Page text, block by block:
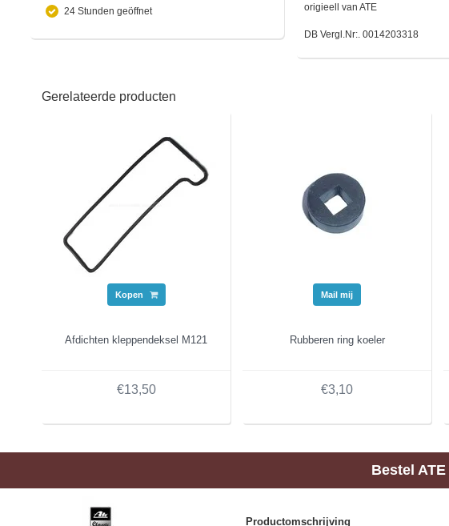
24 Stunden geöffnet origieell van ATE
DB Vergl.Nr:. 0014203318
Gerelateerde producten
Kopen
Afdichten kleppendeksel M121
€13,50
Mail mij
Rubberen ring koeler
€3,10
Bestel ATE
Productomschrijving